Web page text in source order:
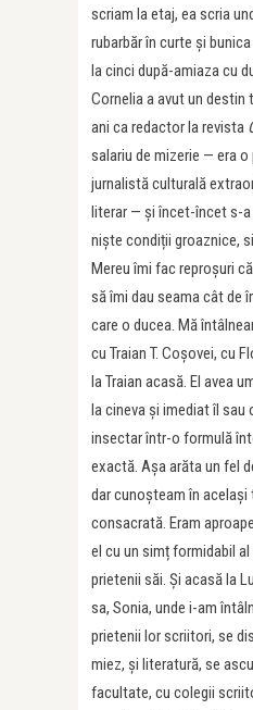
scriam la etaj, ea scria
rubarbăr în curte și
la cinci după-amiaza cu
Cornelia a avut un destin
ani ca redactor la revista
salariu de mizerie — era
jurnalistă culturală
literar — și încet-încet s-
niște condiții groaznice,
Mereu îmi fac reproșuri
să îmi dau seama cât de
care o ducea. Mă
cu Traian T. Coșovei, cu
la Traian acasă. El avea
la cineva și imediat îl sau
insectar într-o formulă
exactă. Așa arăta un fel
dar cunoșteam în
consacrată. Eram
el cu un simț formidabil
prietenii săi. Și acasă la
sa, Sonia, unde i-am
prietenii lor scriitori, se
miez, și literatură, se
facultate, cu colegii